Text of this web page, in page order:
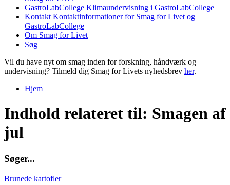
GastroLabCollege Klimaundervisning i GastroLabCollege
Kontakt Kontaktinformationer for Smag for Livet og
GastroLabCollege
Om Smag for Livet
Søg
Vil du have nyt om smag inden for forskning, håndværk og
undervisning? Tilmeld dig Smag for Livets nyhedsbrev her.
Hjem
Indhold relateret til: Smagen af
jul
Søger...
Brunede kartofler